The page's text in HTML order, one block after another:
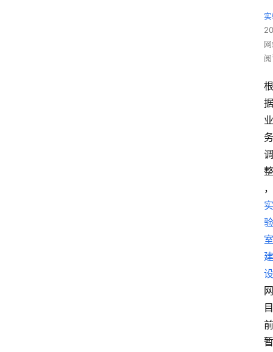
根
据
业
务
调
整
，
实
验
室
建
设
网
目
前
暂